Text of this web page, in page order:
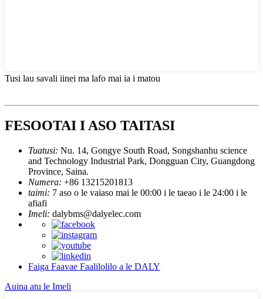
Tusi lau savali iinei ma lafo mai ia i matou
FESOOTAI I ASO TAITASI
Tuatusi: Nu. 14, Gongye South Road, Songshanhu science
and Technology Industrial Park, Dongguan City, Guangdong
Province, Saina.
Numera: +86 13215201813
taimi: 7 aso o le vaiaso mai le 00:00 i le taeao i le 24:00 i le
afiafi
Imeli: dalybms@dalyelec.com
Faiga Faavae Faalilolilo a le DALY
Auina atu le Imeli